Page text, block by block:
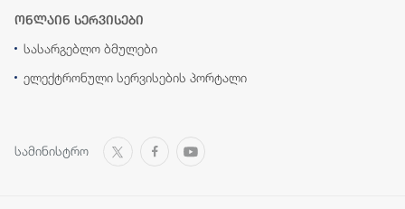
ონლაინ სერვისები
სასარგებლო ბმულები
ელექტრონული სერვისების პორტალი
სამინისტრო